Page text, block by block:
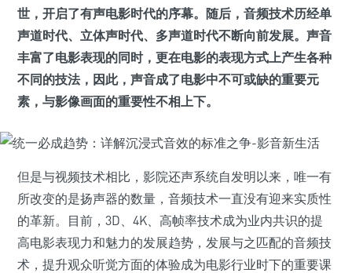
世，开启了有声电影时代的序幕。随后，音频技术历经单
声道时代、立体声时代、多声道时代不断向前发展。声音
丰富了电影表现的同时，更在电影的表现方式上产生各种
不同的技法，因此，声音成了电影中不可或缺的重要元
素，与影像画面的重要性不相上下。
但是与视频技术相比，影院还声系统自发明以来，唯一有
所改变的是扬声器的数量，音频技术一直没有迎来实质性
的革新。目前，3D、4K、高帧率技术成为业内共识的提
高电影表现力和魅力的发展趋势，发展与之匹配的音频技
术，提升观众听觉方面的体验成为电影行业时下的重要课